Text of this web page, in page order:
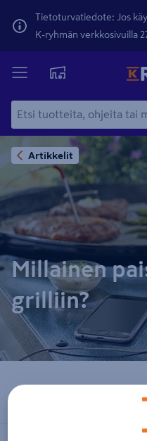
Tietoturvatiedote: Jos
K-ryhmän verkkosivuilla
Artikkelit
Millainen
grilliin?